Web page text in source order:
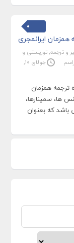
ایرانمجری
و ترجمه, توریستی و
جولای 10,
ترجمه همزمان
ها، سمینارها،
باشد که بعنوان